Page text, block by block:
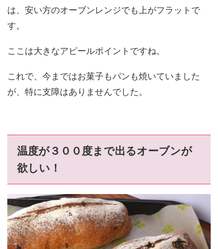
は、安い方のオーブンレンジでも上がフラットで
す。
ここは大きなアピールポイントですね。
これで、今まではお菓子もパンも焼いていました
が、特に支障はありませんでした。
温度が３００度まで出るオーブンが
欲しい！